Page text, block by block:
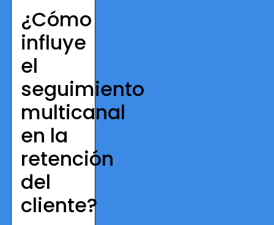
¿Cómo
influye
el
seguimiento
multicanal
en la
retención
del
cliente?